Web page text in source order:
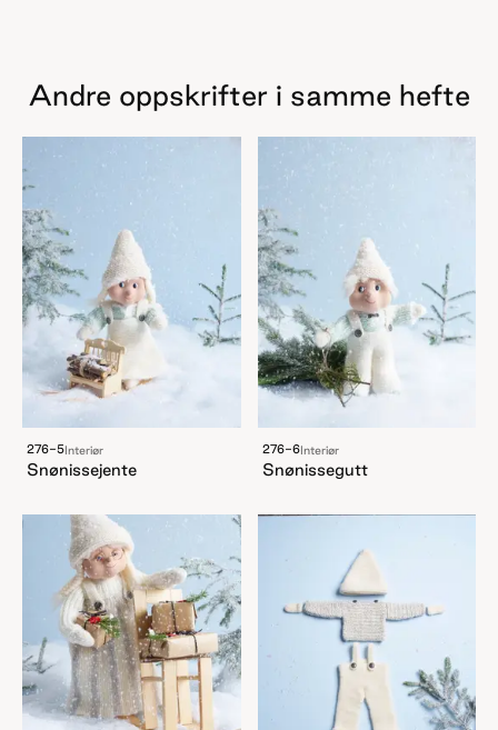
Andre oppskrifter i samme hefte
276-5Interiør
Snønissejente
276-6Interiør
Snønissegutt